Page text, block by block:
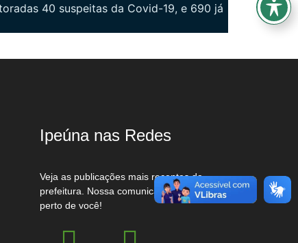
40 suspeitas da Covid-19, e 690 já
Ipeúna nas Redes
Veja as publicações mais recentes da
prefeitura. Nossa comunicação mais
perto de você!